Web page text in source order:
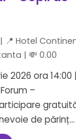
| 📍 Hotel
| 💸 0.00
2026 ora 14:00
–
de părinț...